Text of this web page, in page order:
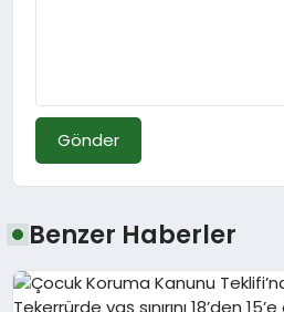
Gönder
Benzer Haberler